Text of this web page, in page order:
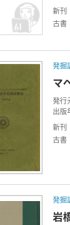
新刊
古書
発掘
マ
発行
出版
新刊
古書
発掘
岩